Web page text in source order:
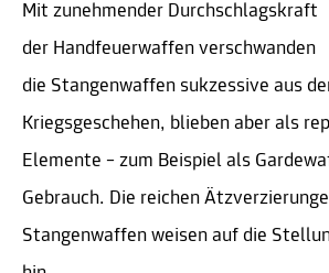
Mit zunehmender Durchschlagskraft
der Handfeuerwaffen verschwanden
die Stangenwaffen sukzessive aus
Kriegsgeschehen, blieben aber als
Elemente – zum Beispiel als
Gebrauch. Die reichen
Stangenwaffen weisen auf die